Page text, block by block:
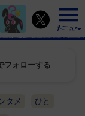
フォローする
タメ ひと